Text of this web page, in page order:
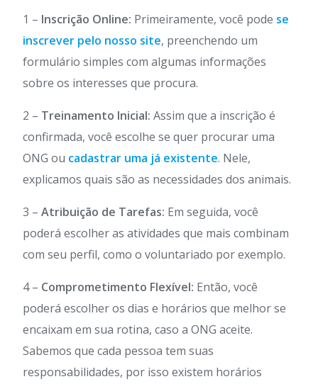
1 – Inscrição Online: Primeiramente, você pode se
inscrever pelo nosso site, preenchendo um
formulário simples com algumas informações
sobre os interesses que procura.
2 – Treinamento Inicial: Assim que a inscrição é
confirmada, você escolhe se quer procurar uma
ONG ou cadastrar uma já existente. Nele,
explicamos quais são as necessidades dos animais.
3 – Atribuição de Tarefas: Em seguida, você
poderá escolher as atividades que mais combinam
com seu perfil, como o voluntariado por exemplo.
4 – Comprometimento Flexível: Então, você
poderá escolher os dias e horários que melhor se
encaixam em sua rotina, caso a ONG aceite.
Sabemos que cada pessoa tem suas
responsabilidades, por isso existem horários